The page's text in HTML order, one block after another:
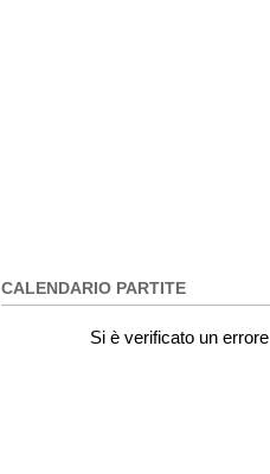
CALENDARIO PARTITE
Si è verificato un errore